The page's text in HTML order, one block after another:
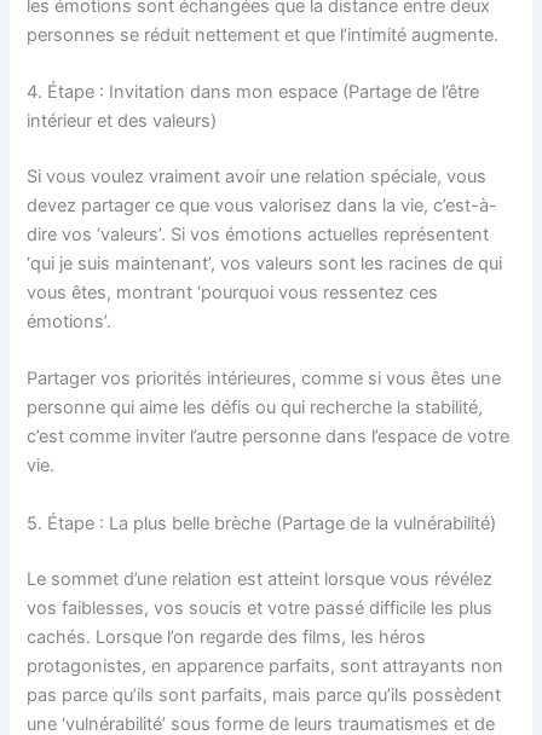
les émotions sont échangées que la distance entre deux
personnes se réduit nettement et que l’intimité augmente.
4. Étape : Invitation dans mon espace (Partage de l’être
intérieur et des valeurs)
Si vous voulez vraiment avoir une relation spéciale, vous
devez partager ce que vous valorisez dans la vie, c’est-à-
dire vos ‘valeurs’. Si vos émotions actuelles représentent
‘qui je suis maintenant’, vos valeurs sont les racines de qui
vous êtes, montrant ‘pourquoi vous ressentez ces
émotions’.
Partager vos priorités intérieures, comme si vous êtes une
personne qui aime les défis ou qui recherche la stabilité,
c’est comme inviter l’autre personne dans l’espace de votre
vie.
5. Étape : La plus belle brèche (Partage de la vulnérabilité)
Le sommet d’une relation est atteint lorsque vous révélez
vos faiblesses, vos soucis et votre passé difficile les plus
cachés. Lorsque l’on regarde des films, les héros
protagonistes, en apparence parfaits, sont attrayants non
pas parce qu’ils sont parfaits, mais parce qu’ils possèdent
une ‘vulnérabilité’ sous forme de leurs traumatismes et de